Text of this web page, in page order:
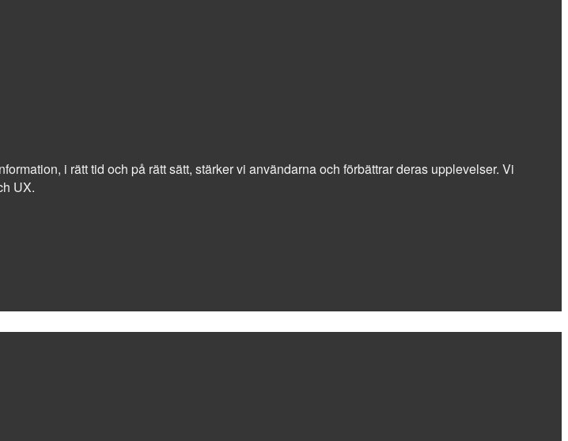
i rätt tid och på rätt sätt, stärker vi användarna och förbättrar deras upplevelser. Vi
UX.